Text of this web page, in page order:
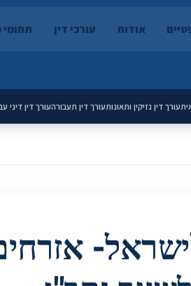
אודות עורכי דין
עורך דין נזיקין ותאונותעורך דין תעבורהעורך דין דיני